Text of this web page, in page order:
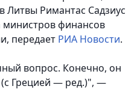
Литвы Римантас Садзиус
министров финансов
, передает РИА Новости.
вопрос. Конечно, он
(с Грецией — ред.)", —